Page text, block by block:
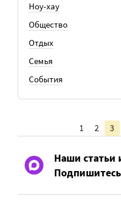
Ноу-хау
Общество
Отдых
Семья
События
1 2 3
Наши статьи
Подпишитесь